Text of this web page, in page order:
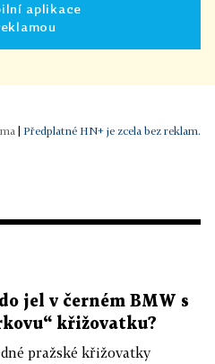
aplikace
Předplatné HN+ je zcela bez reklam.
jel v černém BMW s
křižovatku?
pražské křižovatky